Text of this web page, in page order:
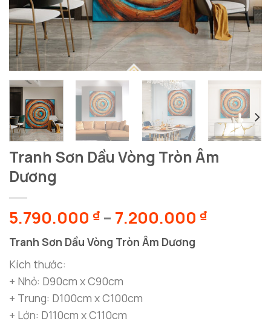
Tranh Sơn Dầu Vòng Tròn Âm
Dương
5.790.000 ₫ – 7.200.000 ₫Khoảng
Tranh Sơn Dầu Vòng Tròn Âm Dương
Kích thước:
+ Nhỏ: D90cm x C90cm
+ Trung: D100cm x C100cm
+ Lớn: D110cm x C110cm